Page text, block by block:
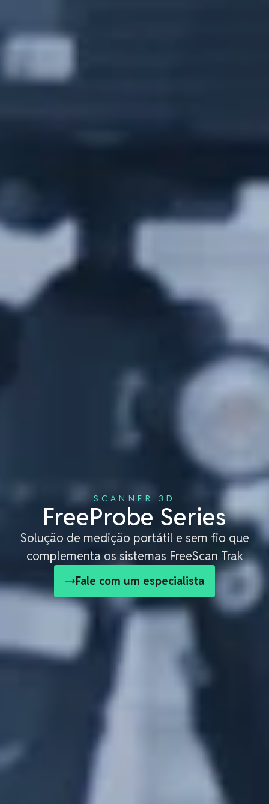
SCANNER 3D
FreeProbe Series
Solução de medição portátil e sem fio que
complementa os sistemas FreeScan Trak
Fale com um especialista